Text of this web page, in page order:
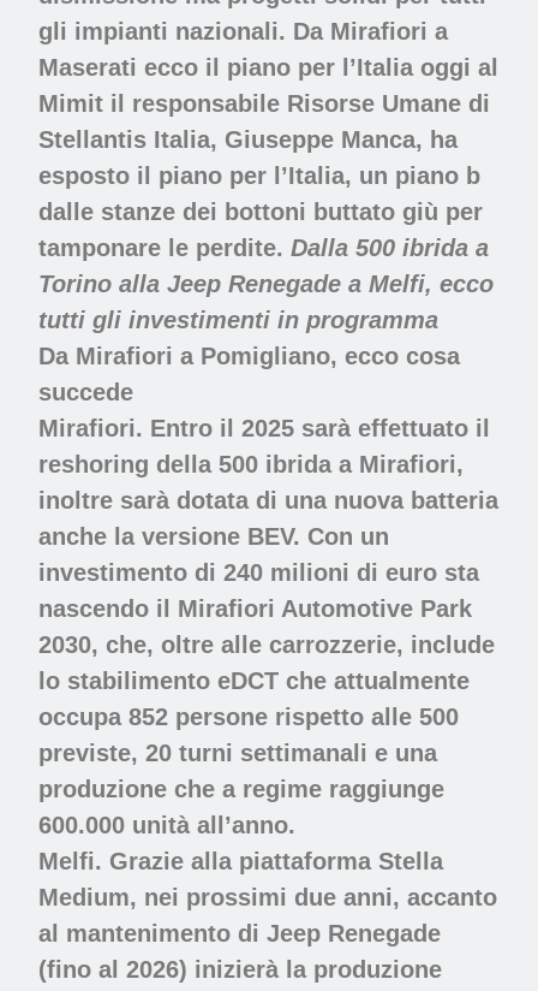
gli impianti nazionali. Da Mirafiori a
Maserati ecco il piano per l’Italia oggi al
Mimit il responsabile Risorse Umane di
Stellantis Italia, Giuseppe Manca, ha
esposto il piano per l’Italia, un piano b
dalle stanze dei bottoni buttato giù per
tamponare le perdite. Dalla 500 ibrida a
Torino alla Jeep Renegade a Melfi, ecco
tutti gli investimenti in programma
Da Mirafiori a Pomigliano, ecco cosa
succede
Mirafiori. Entro il 2025 sarà effettuato il
reshoring della 500 ibrida a Mirafiori,
inoltre sarà dotata di una nuova batteria
anche la versione BEV. Con un
investimento di 240 milioni di euro sta
nascendo il Mirafiori Automotive Park
2030, che, oltre alle carrozzerie, include
lo stabilimento eDCT che attualmente
occupa 852 persone rispetto alle 500
previste, 20 turni settimanali e una
produzione che a regime raggiunge
600.000 unità all’anno.
Melfi. Grazie alla piattaforma Stella
Medium, nei prossimi due anni, accanto
al mantenimento di Jeep Renegade
(fino al 2026) inizierà la produzione